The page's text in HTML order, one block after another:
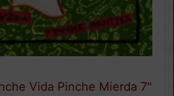
Vida Pinche Mierda 7"